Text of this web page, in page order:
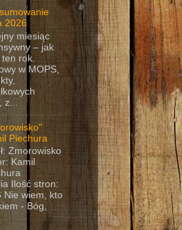
2026
miesiąc
– jak
ten rok.
w MOPS,
Piechura
Zmorowisko
Kamil
Ilość stron:
Nie wiem, kto
- Bóg,